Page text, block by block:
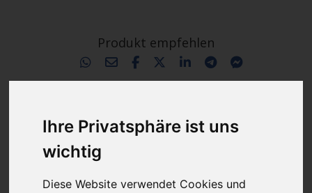
Ihre Privatsphäre ist uns
wichtig
Diese Website verwendet Cookies und
Produkt empfehlen
0,76 €
DIE NEUE APOTHEKE